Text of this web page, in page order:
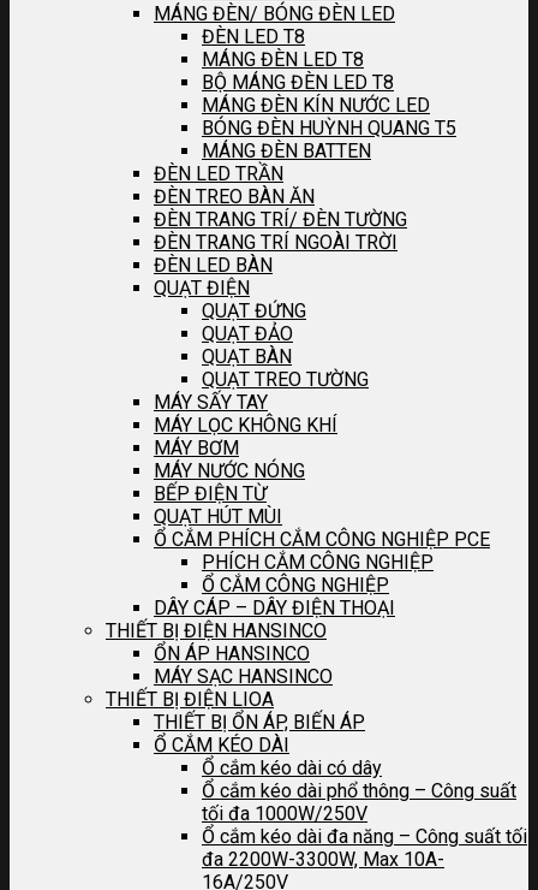
MÁNG ĐÈN/ BÓNG ĐÈN LED
ĐÈN LED T8
MÁNG ĐÈN LED T8
BỘ MÁNG ĐÈN LED T8
MÁNG ĐÈN KÍN NƯỚC LED
BÓNG ĐÈN HUỲNH QUANG T5
MÁNG ĐÈN BATTEN
ĐÈN LED TRẦN
ĐÈN TREO BÀN ĂN
ĐÈN TRANG TRÍ/ ĐÈN TƯỜNG
ĐÈN TRANG TRÍ NGOÀI TRỜI
ĐÈN LED BÀN
QUẠT ĐIỆN
QUẠT ĐỨNG
QUẠT ĐẢO
QUẠT BÀN
QUẠT TREO TƯỜNG
MÁY SẤY TAY
MÁY LỌC KHÔNG KHÍ
MÁY BƠM
MÁY NƯỚC NÓNG
BẾP ĐIỆN TỪ
QUẠT HÚT MÙI
Ổ CẮM PHÍCH CẮM CÔNG NGHIỆP PCE
PHÍCH CẮM CÔNG NGHIỆP
Ổ CẮM CÔNG NGHIỆP
DÂY CÁP – DÂY ĐIỆN THOẠI
THIẾT BỊ ĐIỆN HANSINCO
ỔN ÁP HANSINCO
MÁY SẠC HANSINCO
THIẾT BỊ ĐIỆN LIOA
THIẾT BỊ ỔN ÁP, BIẾN ÁP
Ổ CẮM KÉO DÀI
Ổ cắm kéo dài có dây
Ổ cắm kéo dài phổ thông – Công suất
tối đa 1000W/250V
Ổ cắm kéo dài đa năng – Công suất tối
đa 2200W-3300W, Max 10A-
16A/250V